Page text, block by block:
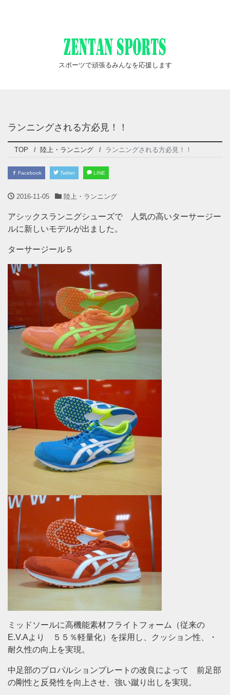
スポーツで頑張るみんなを応援します
ランニングされる方必見！！
TOP 陸上・ランニング ランニングされる方必見！！
Facebook Twitter LINE
2016-11-05 陸上・ランニング
アシックスランニグシューズで 人気の高いターサージー
ルに新しいモデルが出ました。
ターサージール５
ミッドソールに高機能素材フライトフォーム（従来の
E.V.Aより ５５％軽量化）を採用し、クッション性、・
耐久性の向上を実現。
中足部のプロパルションプレートの改良によって 前足部
の剛性と反発性を向上させ、強い蹴り出しを実現。